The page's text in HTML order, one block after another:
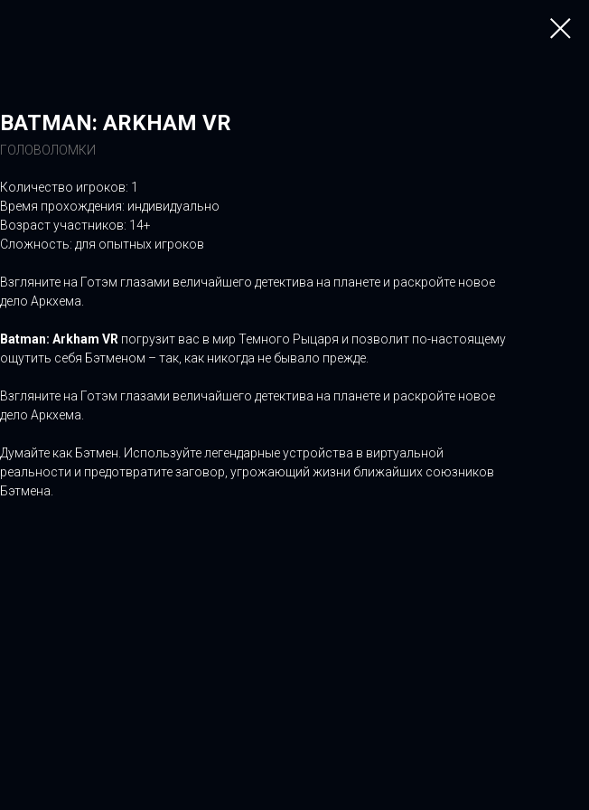
BATMAN: ARKHAM VR
ГОЛОВОЛОМКИ
Количество игроков: 1
Время прохождения: индивидуально
Возраст участников: 14+
Сложность: для опытных игроков
Взгляните на Готэм глазами величайшего детектива на планете и раскройте новое
дело Аркхема.
Batman: Arkham VR погрузит вас в мир Темного Рыцаря и позволит по-настоящему
ощутить себя Бэтменом – так, как никогда не бывало прежде.
Взгляните на Готэм глазами величайшего детектива на планете и раскройте новое
дело Аркхема.
Думайте как Бэтмен. Используйте легендарные устройства в виртуальной
реальности и предотвратите заговор, угрожающий жизни ближайших союзников
Бэтмена.